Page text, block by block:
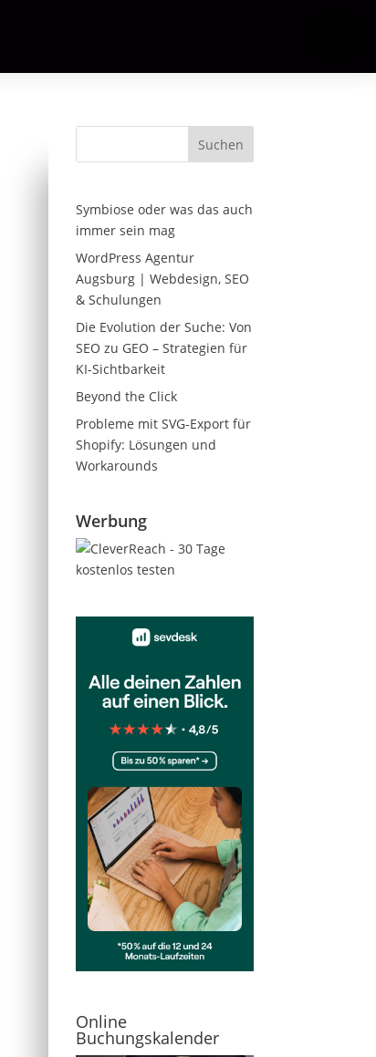
Suchen
Symbiose oder was das auch
immer sein mag
WordPress Agentur
Augsburg | Webdesign, SEO
& Schulungen
Die Evolution der Suche: Von
SEO zu GEO – Strategien für
KI-Sichtbarkeit
Beyond the Click
Probleme mit SVG-Export für
Shopify: Lösungen und
Workarounds
Werbung
Online
Buchungskalender